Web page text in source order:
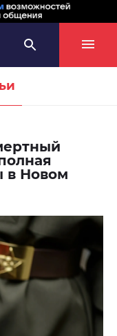
в Новом